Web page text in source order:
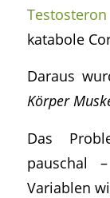
Testosteron
katabole
Daraus
Körper
Das
pauschal
Variablen